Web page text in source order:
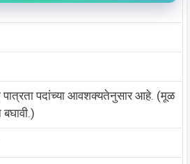
पात्रता पदांच्या आवशक्यतेनुसार आहे. (मूळ
बघावी.)